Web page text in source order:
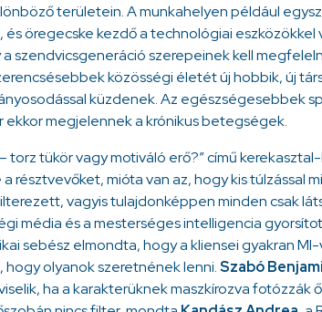
területein. A munkahelyen például
öregecske kezdő a technológiai eszközökkel
szendvicsgeneráció szerepeinek kell
közösségi életét új hobbik, új
küzdenek. Az egészségesebbek
ekkor megjelennek a krónikus betegségek.
torz tükör vagy motiváló erő?” című
résztvevőket, mióta van az, hogy kis túlzással
vagyis tulajdonképpen minden csak
média és a mesterséges intelligencia
sebész elmondta, hogy a kliensei gyakran
olyanok szeretnének lenni.Szabó
ha a karakterüknek maszkírozva fotózzák